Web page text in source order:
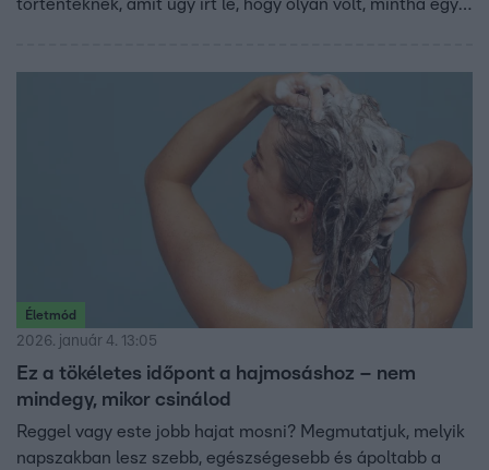
történteknek, amit úgy írt le, hogy olyan volt, mintha egy
Életmód
2026. január 4. 13:05
Ez a tökéletes időpont a hajmosáshoz – nem
mindegy, mikor csinálod
Reggel vagy este jobb hajat mosni? Megmutatjuk, melyik
napszakban lesz szebb, egészségesebb és ápoltabb a